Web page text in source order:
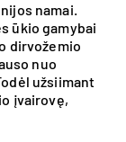
namai.
ūkio gamybai
dirvožemio
nuo
užsiimant
įvairovę,